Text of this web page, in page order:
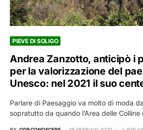
PIEVE DI SOLIGO
Andrea Zanzotto, anticipò i
per la valorizzazione del
Unesco: nel 2021 il suo
Parlare di Paesaggio va molto di moda
sopratutto da quando l’Area delle